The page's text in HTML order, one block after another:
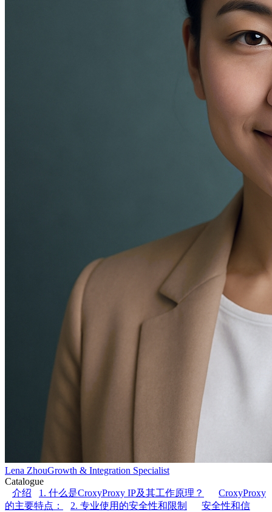
Lena ZhouGrowth & Integration Specialist
Catalogue
介绍
1. 什么是CroxyProxy IP及其工作原理？
CroxyProxy
的主要特点：
2. 专业使用的安全性和限制
安全性和信